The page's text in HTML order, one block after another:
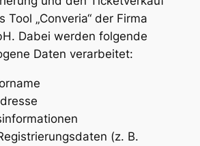
Tool „Converia“ der Firma
Dabei werden folgende
Daten verarbeitet:
(z. B.